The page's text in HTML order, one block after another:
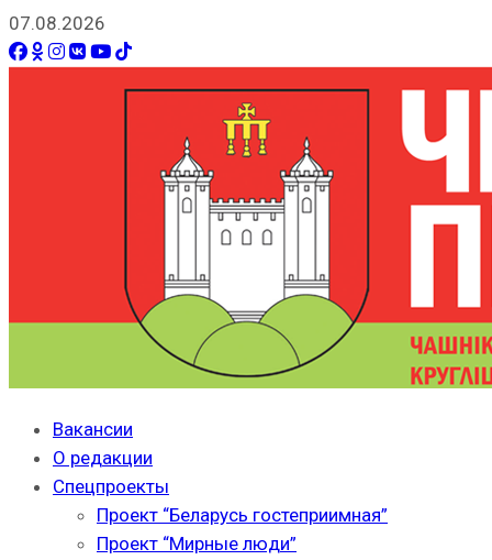
07.08.2026
Вакансии
О редакции
Спецпроекты
Проект “Беларусь гостеприимная”
Проект “Мирные люди”